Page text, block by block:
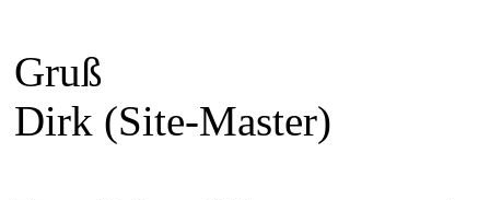
Gruß
Dirk (Site-Master)